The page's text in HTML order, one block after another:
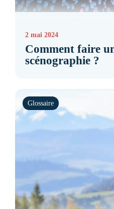
2 mai 2024
Comment faire
scénographie ?
Glossaire